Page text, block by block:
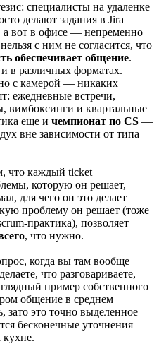
специалисты на удаленке
делают задания в Jira
вот в офисе — непременно
с ним не согласится, что
обеспечивает общение.
в различных форматах.
с камерой — никаких
ежедневные встречи,
вимбоксинги и квартальные
еще и чемпионат по СS —
вне зависимости от типа
что каждый ticket
которую он решает,
для чего он это делает
проблему он решает (тоже
практика), позволяет
, что нужно.
когда вы там вообще
что разговариваете,
пример собственного
общение в среднем
зато это точно выделенное
бесконечные уточнения
кухне.